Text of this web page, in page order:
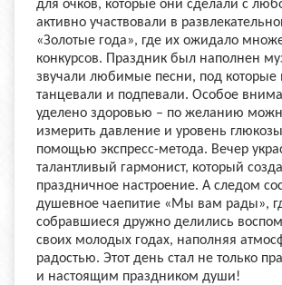
для очков, которые они сделали с
активно участвовали в
«Золотые года», где их ожидало
конкурсов. Праздник был наполнен
звучали любимые песни, под которые
танцевали и подпевали. Особое
уделено здоровью – по желанию
измерить давление и уровень
помощью экспресс-метода. Вечер
талантливый гармонист, который
праздничное настроение. А следом
душевное чаепитие «Мы вам рады»,
собравшиеся дружно делились
своих молодых годах, наполняя
радостью. Этот день стал не только
и настоящим праздником души!